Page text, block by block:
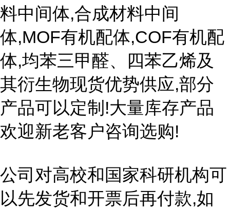
料中间体,合成材料中间
体,MOF有机配体,COF有机配
体,均苯三甲醛、四苯乙烯及
其衍生物现货优势供应,部分
产品可以定制!大量库存产品
欢迎新老客户咨询选购!
公司对高校和国家科研机构可
以先发货和开票后再付款,如